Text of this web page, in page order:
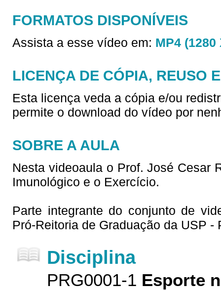
FORMATOS DISPONÍVEIS
Assista a esse vídeo em: MP4 (1280
LICENÇA DE CÓPIA, REUSO
Esta licença veda a cópia e/ou
permite o download do vídeo por
SOBRE A AULA
Nesta videoaula o Prof. José Cesar
Imunológico e o Exercício.
Parte integrante do conjunto de
Pró-Reitoria de Graduação da USP -
Disciplina
PRG0001-1 Esporte